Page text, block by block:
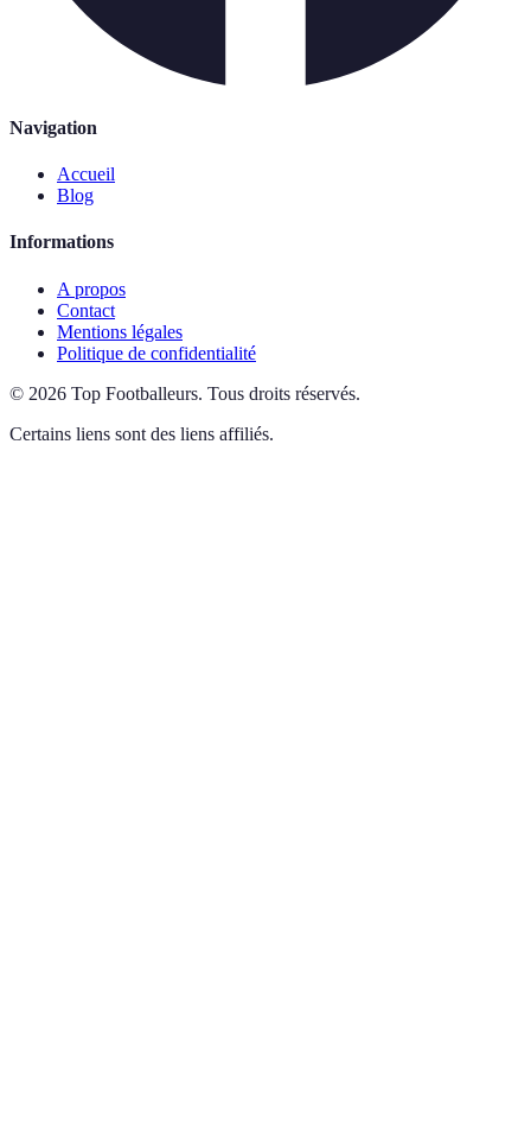
Navigation
Accueil
Blog
Informations
A propos
Contact
Mentions légales
Politique de confidentialité
© 2026 Top Footballeurs. Tous droits réservés.
Certains liens sont des liens affiliés.